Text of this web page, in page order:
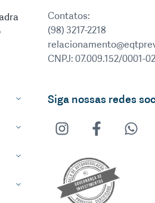
Contatos:
(98) 3217-2218
CNPJ: 07.009.152/0001-02
Siga nossas redes